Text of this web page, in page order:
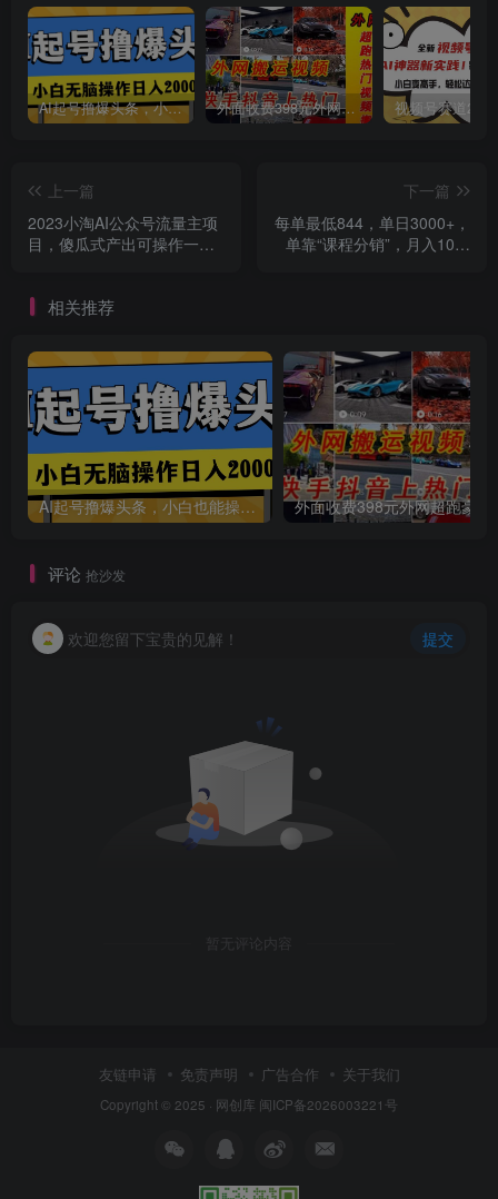
AI起号撸爆头条，小白也能操作，日入2000+ 外面收费398元外网超跑豪车汽车视频搬运至快手抖音上热门项目
上一篇
2023小淘AI公众号流量主项
目，傻瓜式产出可操作一辈
下一篇
每单最低844，单日3000+，
单靠“课程分销”，月入10万
相关推荐
AI起号撸爆头条，小白也能操作，日入2000+
评论 抢沙发
欢迎您留下宝贵的见解！ 提交
暂无评论内容
友链申请 免责声明 广告合作 关于我们
Copyright © 2025 · 网创库 闽ICP备2026003221号